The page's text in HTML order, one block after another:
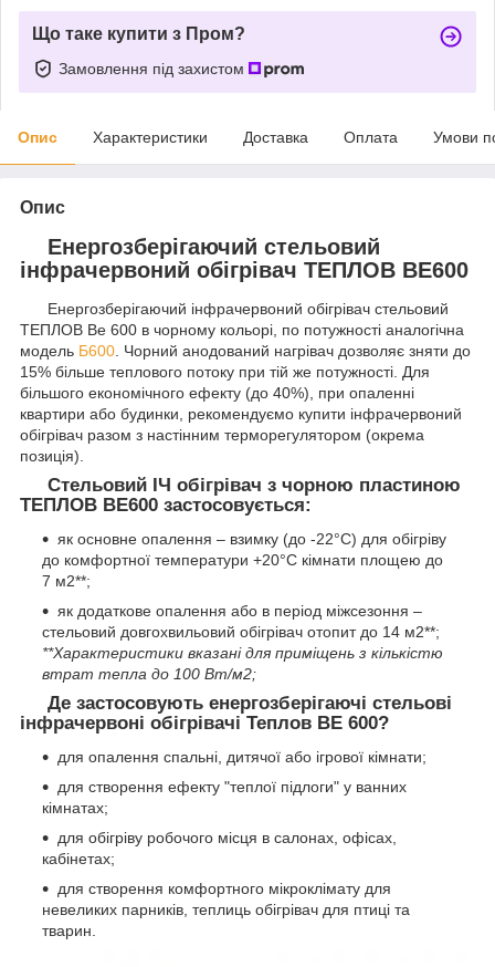
Що таке купити з Пром?
Замовлення під захистом
Опис Характеристики Доставка Оплата Умови
Опис
Енергозберігаючий стельовий
інфрачервоний обігрівач ТЕПЛОВ ВЕ600
Енергозберігаючий інфрачервоний обігрівач стельовий
ТЕПЛОВ Ве 600 в чорному кольорі, по потужності аналогічна
модель Б600. Чорний анодований нагрівач дозволяє зняти до
15% більше теплового потоку при тій же потужності. Для
більшого економічного ефекту (до 40%), при опаленні
квартири або будинки, рекомендуємо купити інфрачервоний
обігрівач разом з настінним терморегулятором (окрема
позиція).
Стельовий ІЧ обігрівач з чорною пластиною
ТЕПЛОВ ВЕ600 застосовується:
як основне опалення – взимку (до -22°С) для обігріву
до комфортної температури +20°С кімнати площею до
7 м2**;
як додаткове опалення або в період міжсезоння –
стельовий довгохвильовий обігрівач отопит до 14 м2**;
**Характеристики вказані для приміщень з кількістю
втрат тепла до 100 Вт/м2;
Де застосовують енергозберігаючі стельові
інфрачервоні обігрівачі Теплов ВЕ 600?
для опалення спальні, дитячої або ігрової кімнати;
для створення ефекту "теплої підлоги" у ванних
кімнатах;
для обігріву робочого місця в салонах, офісах,
кабінетах;
для створення комфортного мікроклімату для
невеликих парників, теплиць обігрівач для птиці та
тварин.